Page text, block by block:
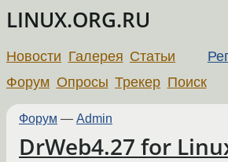
LINUX.ORG.RU
Новости Галерея Статьи
Форум Опросы Трекер Поиск
Форум — Admin
DrWeb4.27 for